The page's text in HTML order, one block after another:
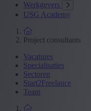
Werkgevers
USG Academy
Project consultants
Vacatures
Specialisaties
Sectoren
Start2Freelance
Team